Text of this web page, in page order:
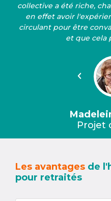
collective a été riche,
en effet avoir
circulant pour être
et que cela
Projet
Les avantages de
pour retraités